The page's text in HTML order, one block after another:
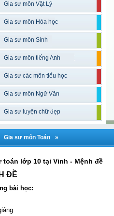
Gia sư môn Vật Lý
Gia sư môn Hóa học
Gia sư môn Sinh
Gia sư môn tiếng Anh
Gia sư các môn tiểu học
Gia sư môn Ngữ Văn
Gia sư luyện chữ đẹp
Gia sư môn Toán »
toán lớp 10 tại Vinh - Mệnh đề
ĐỀ
bài học: